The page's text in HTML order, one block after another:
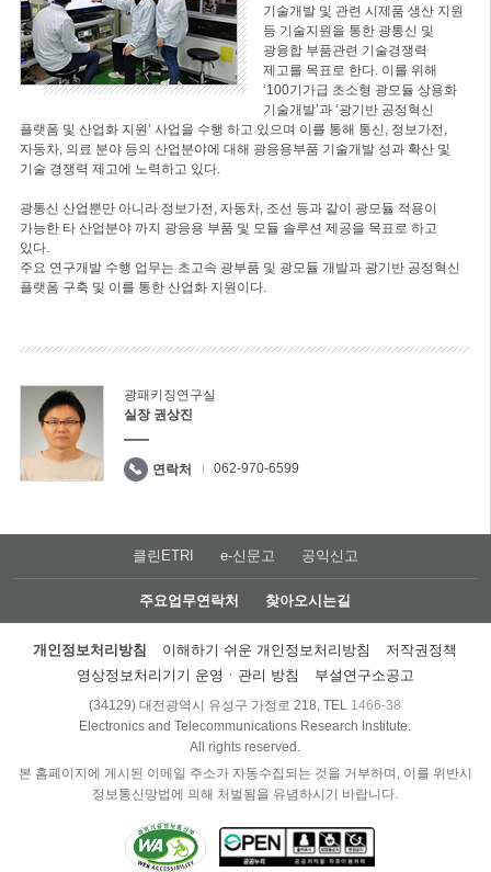
기술개발 및 관련 시제품 생산 지원
등 기술지원을 통한 광통신 및
광융합 부품관련 기술경쟁력
제고를 목표로 한다. 이를 위해
‘100기가급 초소형 광모듈 상용화
기술개발’과 ‘광기반 공정혁신
플랫폼 및 산업화 지원’ 사업을 수행 하고 있으며 이를 통해 통신, 정보가전,
자동차, 의료 분야 등의 산업분야에 대해 광응용부품 기술개발 성과 확산 및
기술 경쟁력 제고에 노력하고 있다.
광통신 산업뿐만 아니라 정보가전, 자동차, 조선 등과 같이 광모듈 적용이
가능한 타 산업분야 까지 광응용 부품 및 모듈 솔루션 제공을 목표로 하고
있다.
주요 연구개발 수행 업무는 초고속 광부품 및 광모듈 개발과 광기반 공정혁신
플랫폼 구축 및 이를 통한 산업화 지원이다.
광패키징연구실
실장 권상진
연락처 062-970-6599
클린ETRI e-신문고 공익신고
주요업무연락처 찾아오시는길
개인정보처리방침 이해하기 쉬운 개인정보처리방침
저작권정책
영상정보처리기기 운영ㆍ관리 방침
부설연구소공고
(34129) 대전광역시 유성구 가정로 218, TEL 1466-38
Electronics and Telecommunications Research Institute.
All rights reserved.
본 홈페이지에 게시된 이메일 주소가 자동수집되는 것을 거부하며, 이를 위반시
정보통신망법에 의해 처벌됨을 유념하시기 바랍니다.